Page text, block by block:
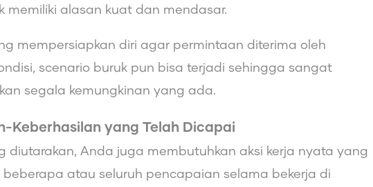
memiliki alasan kuat dan mendasar.
mempersiapkan diri agar permintaan diterima oleh
scenario buruk pun bisa terjadi sehingga sangat
segala kemungkinan yang ada.
Keberhasilan yang Telah Dicapai
diutarakan, Anda juga membutuhkan aksi kerja nyata yang
beberapa atau seluruh pencapaian selama bekerja di